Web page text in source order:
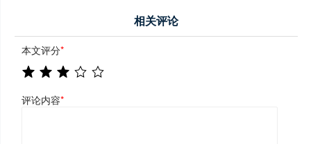
相关评论
本文评分*
评论内容*